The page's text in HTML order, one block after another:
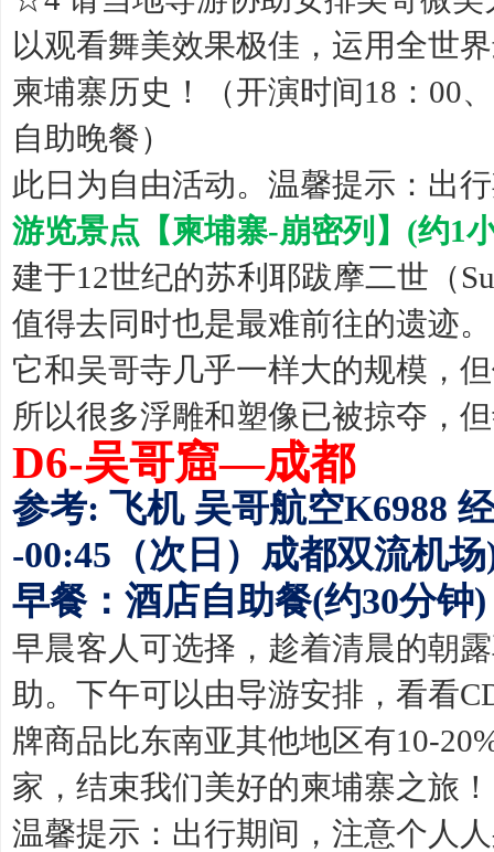
以观看舞美效果极佳，运用全世
柬埔寨历史！（开演时间18：00
自助晚餐）
此日为自由活动。温馨提示：出
游览景点【柬埔寨-崩密列】(约1
建于12世纪的苏利耶跋摩二世（
值得去同时也是最难前往的遗迹
它和吴哥寺几乎一样大的规模，
所以很多浮雕和塑像已被掠夺，
D6-吴哥窟—成都
参考: 飞机 吴哥航空K6988
-00:45（次日）成都双流机场
早餐：酒店自助餐(约30分钟
早晨客人可选择，趁着清晨的朝
助。下午可以由导游安排，看看
牌商品比东南亚其他地区有10-
家，结束我们美好的柬埔寨之旅！
温馨提示：出行期间，注意个人